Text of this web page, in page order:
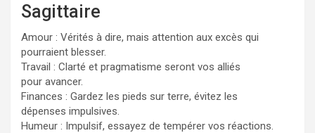
Sagittaire
Amour : Vérités à dire, mais attention aux excès qui
pourraient blesser.
Travail : Clarté et pragmatisme seront vos alliés
pour avancer.
Finances : Gardez les pieds sur terre, évitez les
dépenses impulsives.
Humeur : Impulsif, essayez de tempérer vos réactions.